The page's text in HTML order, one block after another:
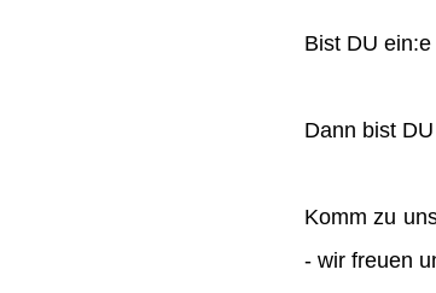
Bist DU
Dann bist
Komm zu
- wir freuen